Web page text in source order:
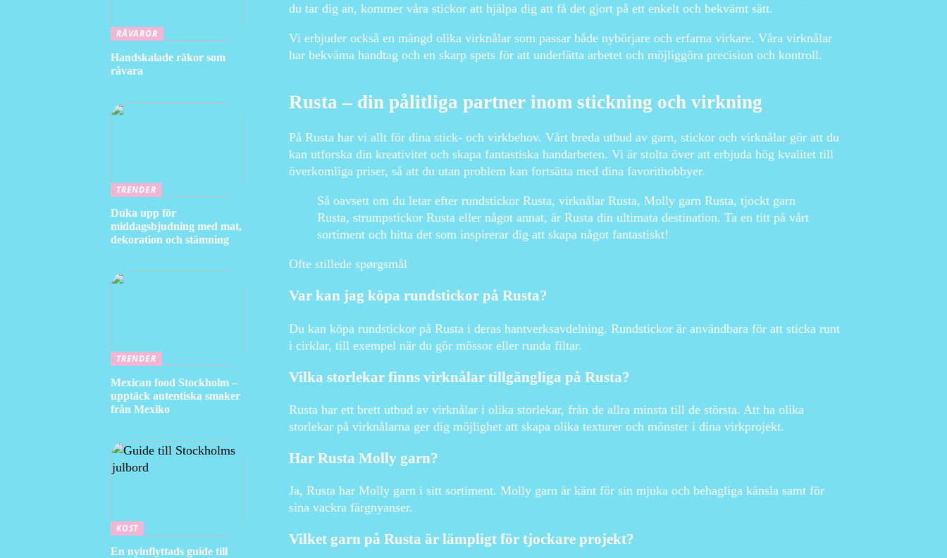
du tar dig an, kommer våra stickor att hjälpa dig att få det gjort på ett enkelt och bekvämt sätt.
Vi erbjuder också en mängd olika virknålar som passar både nybörjare och erfarna virkare. Våra virknålar
har bekväma handtag och en skarp spets för att underlätta arbetet och möjliggöra precision och kontroll.
Rusta – din pålitliga partner inom stickning och virkning
På Rusta har vi allt för dina stick- och virkbehov. Vårt breda utbud av garn, stickor och virknålar gör att du
kan utforska din kreativitet och skapa fantastiska handarbeten. Vi är stolta över att erbjuda hög kvalitet till
överkomliga priser, så att du utan problem kan fortsätta med dina favorithobbyer.
Så oavsett om du letar efter rundstickor Rusta, virknålar Rusta, Molly garn Rusta, tjockt garn
Rusta, strumpstickor Rusta eller något annat, är Rusta din ultimata destination. Ta en titt på vårt
sortiment och hitta det som inspirerar dig att skapa något fantastiskt!
Ofte stillede spørgsmål
Var kan jag köpa rundstickor på Rusta?
Du kan köpa rundstickor på Rusta i deras hantverksavdelning. Rundstickor är användbara för att sticka runt
i cirklar, till exempel när du gör mössor eller runda filtar.
Vilka storlekar finns virknålar tillgängliga på Rusta?
Rusta har ett brett utbud av virknålar i olika storlekar, från de allra minsta till de största. Att ha olika
storlekar på virknålarna ger dig möjlighet att skapa olika texturer och mönster i dina virkprojekt.
Har Rusta Molly garn?
Ja, Rusta har Molly garn i sitt sortiment. Molly garn är känt för sin mjuka och behagliga känsla samt för
sina vackra färgnyanser.
Vilket garn på Rusta är lämpligt för tjockare projekt?
RÅVAROR
Handskalade räkor som
råvara
TRENDER
Duka upp för
middagsbjudning med mat,
dekoration och stämning
TRENDER
Mexican food Stockholm –
upptäck autentiska smaker
från Mexiko
KOST
En nyinflyttads guide till